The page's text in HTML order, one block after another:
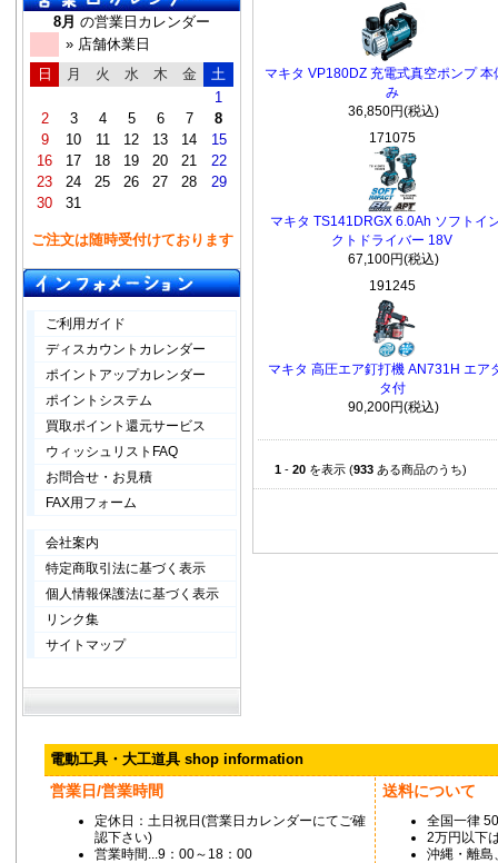
8月 の営業日カレンダー
» 店舗休業日
日
月 火 水 木 金
土
1
2
3 4 5 6 7
8
9
10 11 12 13 14
15
16
17 18 19 20 21
22
23
24 25 26 27 28
29
30
31
ご注文は随時受付けております
ご利用ガイド
ディスカウントカレンダー
ポイントアップカレンダー
ポイントシステム
買取ポイント還元サービス
ウィッシュリストFAQ
お問合せ・お見積
FAX用フォーム
会社案内
特定商取引法に基づく表示
個人情報保護法に基づく表示
リンク集
サイトマップ
マキタ VP180DZ 充電式真空ポンプ 本
み
36,850円(税込)
171075
マキタ TS141DRGX 6.0Ah ソフトイ
クトドライバー 18V
67,100円(税込)
191245
マキタ 高圧エア釘打機 AN731H エア
タ付
90,200円(税込)
1 - 20 を表示 (933 ある商品のうち)
電動工具・大工道具 shop information
営業日/営業時間
定休日：土日祝日(営業日カレンダーにてご確
認下さい)
営業時間...9：00～18：00
送料について
全国一律
2万円以下
沖縄・離島